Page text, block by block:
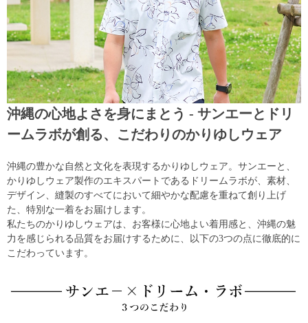
沖縄の心地よさを身にまとう - サンエーとドリ
ームラボが創る、こだわりのかりゆしウェア
沖縄の豊かな自然と文化を表現するかりゆしウェア。サンエーと、
かりゆしウェア製作のエキスパートであるドリームラボが、素材、
デザイン、縫製のすべてにおいて細やかな配慮を重ねて創り上げ
た、特別な一着をお届けします。
私たちのかりゆしウェアは、お客様に心地よい着用感と、沖縄の魅
力を感じられる品質をお届けするために、以下の3つの点に徹底的に
こだわっています。